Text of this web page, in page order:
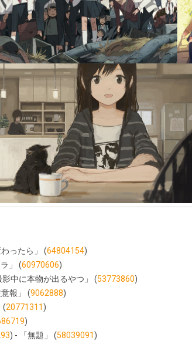
ったら」 (64804154)
」 (60970606)
中に本物が出るやつ」 (53773860)
報」 (9062888)
(20771311 )
)
) - 「無題」 (58039091 )